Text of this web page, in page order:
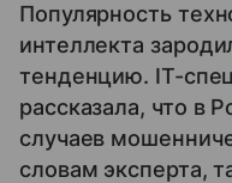
Популярность
интеллекта
тенденцию. IT-
рассказала, что в
случаев
словам эксперта,